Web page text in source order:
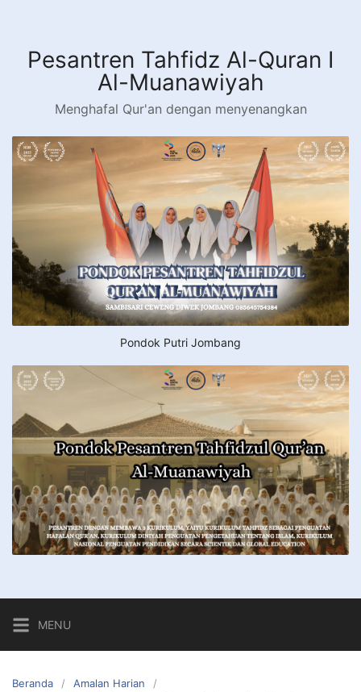
kontenPesantren Tahfidz Al-Quran I
Al-Muanawiyah
Menghafal Qur'an dengan menyenangkan
Pondok Putri Jombang
MENU
Beranda
Amalan Harian